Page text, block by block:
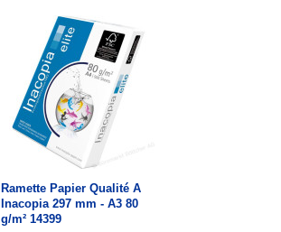
Ramette Papier Qualité A
Inacopia 297 mm - A3 80
g/m² 14399